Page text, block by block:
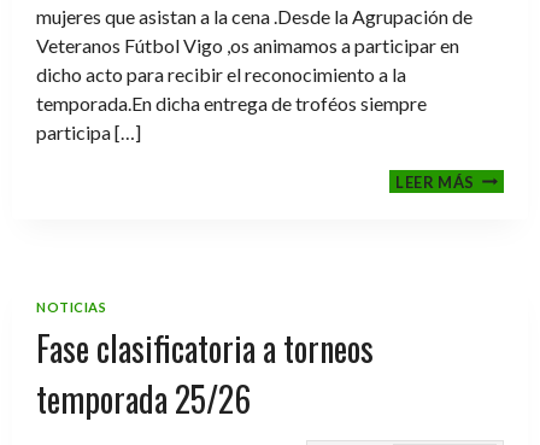
mujeres que asistan a la cena .Desde la Agrupación de
Veteranos Fútbol Vigo ,os animamos a participar en
dicho acto para recibir el reconocimiento a la
temporada.En dicha entrega de troféos siempre
participa […]
LEER MÁSCENA-
NOTICIAS
Fase clasificatoria a torneos
temporada 25/26